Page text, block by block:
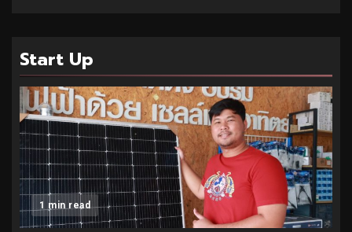
Start Up
1 min read